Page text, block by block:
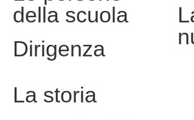
della scuola
Dirigenza
La storia